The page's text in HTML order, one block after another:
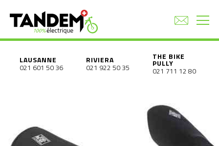
LAUSANNE
021 601 50 36
RIVIERA
021 922 50 35
THE BIKE
PULLY
021 711 12 80